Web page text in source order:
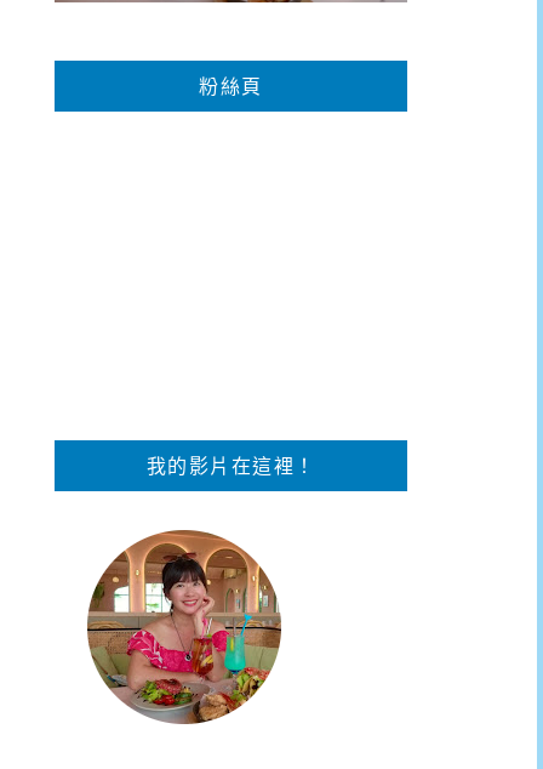
粉絲頁
我的影片在這裡！